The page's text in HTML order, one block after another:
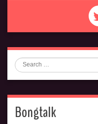
Search
Bongtalk